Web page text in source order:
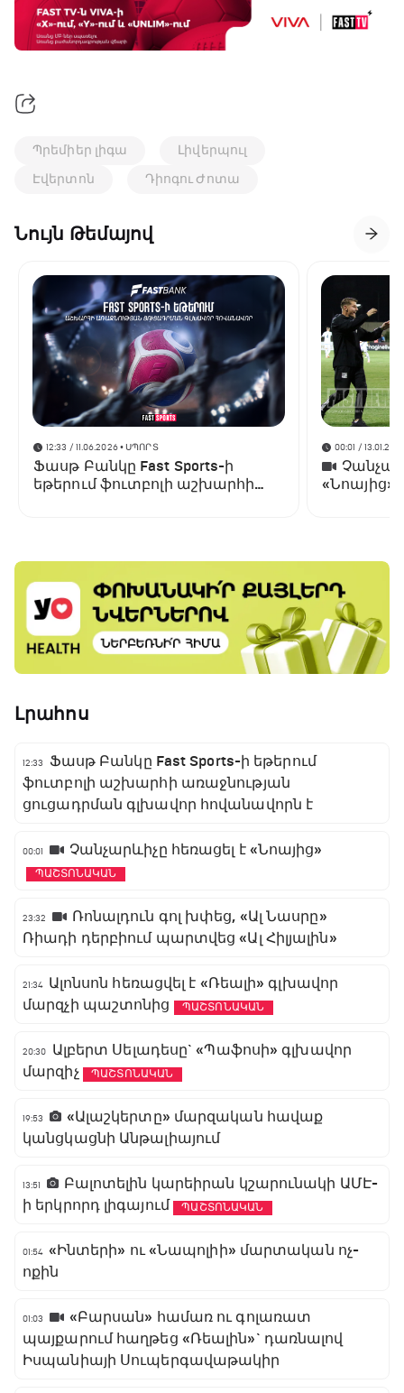
Պրեմիեր լիգա
Լիվերպուլ
Էվերտոն
Դիոգու Ժոտա
Նույն Թեմայով
12:33 / 11.06.2026• ՍՊՈՐՏ
Ֆասթ Բանկը Fast Sports-ի
եթերում ֆուտբոլի աշխարհի
00:01 /
«Նոայից»
Լրահոս
12:33
Ֆասթ Բանկը Fast Sports-ի եթերում
ֆուտբոլի աշխարհի առաջնության
ցուցադրման գլխավոր հովանավորն է
00:01 Չանչարևիչը հեռացել է «Նոայից»
ՊԱՇՏՈՆԱԿԱՆ
23:32
Ռոնալդուն գոլ խփեց, «Ալ Նասրը»
Ռիադի դերբիում պարտվեց «Ալ Հիլյալին»
21:34 Ալոնսոն հեռացվել է «Ռեալի» գլխավոր
մարզչի պաշտոնից
ՊԱՇՏՈՆԱԿԱՆ
20:30
Ալբերտ Սելադեսը` «Պաֆոսի» գլխավոր
մարզիչ
ՊԱՇՏՈՆԱԿԱՆ
19:53
«Ալաշկերտը» մարզական հավաք
կանցկացնի Անթալիայում
13:51
Բալոտելին կարեիրան կշարունակի ԱՄԷ-
ի երկրորդ լիգայում
ՊԱՇՏՈՆԱԿԱՆ
01:54 «Ինտերի» ու «Նապոլիի» մարտական ոչ-
ոքին
01:03
«Բարսան» համառ ու գոլառատ
պայքարում հաղթեց «Ռեալին»` դառնալով
Իսպանիայի Սուպերգավաթակիր